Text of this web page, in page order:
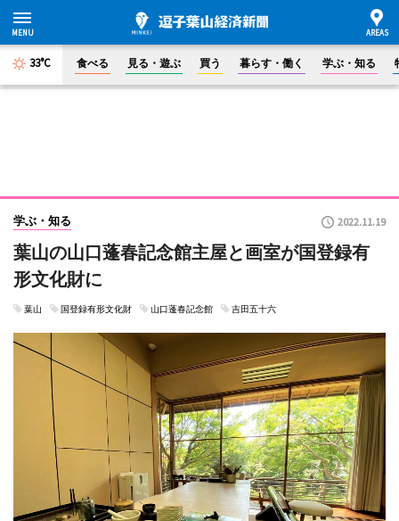
33°C 食べる 見る・遊ぶ 買う 暮らす・働く 学ぶ・知る
学ぶ・知る 2022.11.19
葉山の山口蓬春記念館主屋と画室が国登録有
形文化財に
葉山 国登録有形文化財 山口蓬春記念館 吉田五十六